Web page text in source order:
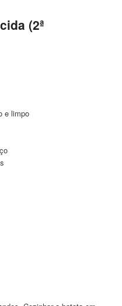
(2ª
e limpo